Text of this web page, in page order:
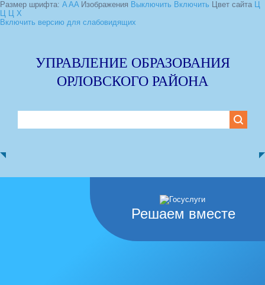
Размер шрифта: A AAИзображения Выключить Включить Цвет сайта Ц
Ц Ц Х
Включить версию для слабовидящих
УПРАВЛЕНИЕ ОБРАЗОВАНИЯ
ОРЛОВСКОГО РАЙОНА
Решаем вместе